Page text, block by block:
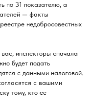
по 31 показателю, а
— факты
недобросовестных
инспекторы сначала
будет подать
с данными налоговой.
с вашими
тому, кто ее